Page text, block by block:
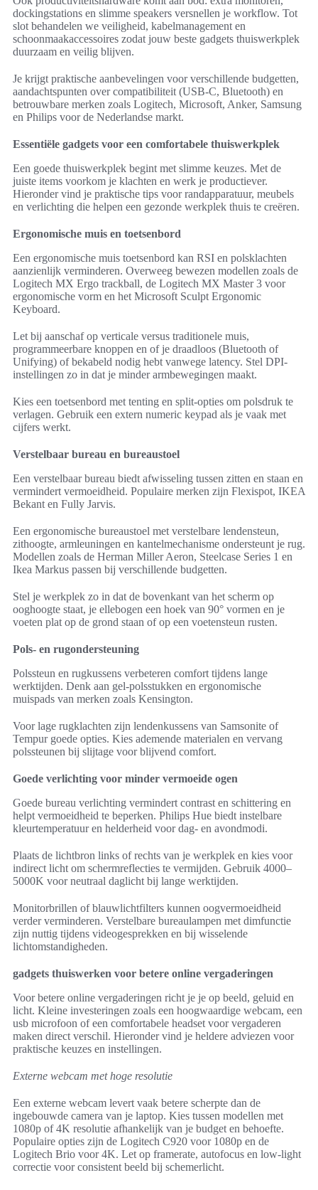
dockingstations en slimme speakers versnellen je workflow. Tot
slot behandelen we veiligheid, kabelmanagement en
schoonmaakaccessoires zodat jouw beste gadgets thuiswerkplek
duurzaam en veilig blijven.
Je krijgt praktische aanbevelingen voor verschillende budgetten,
aandachtspunten over compatibiliteit (USB-C, Bluetooth) en
betrouwbare merken zoals Logitech, Microsoft, Anker, Samsung
en Philips voor de Nederlandse markt.
Essentiële gadgets voor een comfortabele thuiswerkplek
Een goede thuiswerkplek begint met slimme keuzes. Met de
juiste items voorkom je klachten en werk je productiever.
Hieronder vind je praktische tips voor randapparatuur, meubels
en verlichting die helpen een gezonde werkplek thuis te creëren.
Ergonomische muis en toetsenbord
Een ergonomische muis toetsenbord kan RSI en polsklachten
aanzienlijk verminderen. Overweeg bewezen modellen zoals de
Logitech MX Ergo trackball, de Logitech MX Master 3 voor
ergonomische vorm en het Microsoft Sculpt Ergonomic
Keyboard.
Let bij aanschaf op verticale versus traditionele muis,
programmeerbare knoppen en of je draadloos (Bluetooth of
Unifying) of bekabeld nodig hebt vanwege latency. Stel DPI-
instellingen zo in dat je minder armbewegingen maakt.
Kies een toetsenbord met tenting en split-opties om polsdruk te
verlagen. Gebruik een extern numeric keypad als je vaak met
cijfers werkt.
Verstelbaar bureau en bureaustoel
Een verstelbaar bureau biedt afwisseling tussen zitten en staan en
vermindert vermoeidheid. Populaire merken zijn Flexispot, IKEA
Bekant en Fully Jarvis.
Een ergonomische bureaustoel met verstelbare lendensteun,
zithoogte, armleuningen en kantelmechanisme ondersteunt je rug.
Modellen zoals de Herman Miller Aeron, Steelcase Series 1 en
Ikea Markus passen bij verschillende budgetten.
Stel je werkplek zo in dat de bovenkant van het scherm op
ooghoogte staat, je ellebogen een hoek van 90° vormen en je
voeten plat op de grond staan of op een voetensteun rusten.
Pols- en rugondersteuning
Polssteun en rugkussens verbeteren comfort tijdens lange
werktijden. Denk aan gel-polsstukken en ergonomische
muispads van merken zoals Kensington.
Voor lage rugklachten zijn lendenkussens van Samsonite of
Tempur goede opties. Kies ademende materialen en vervang
polssteunen bij slijtage voor blijvend comfort.
Goede verlichting voor minder vermoeide ogen
Goede bureau verlichting vermindert contrast en schittering en
helpt vermoeidheid te beperken. Philips Hue biedt instelbare
kleurtemperatuur en helderheid voor dag- en avondmodi.
Plaats de lichtbron links of rechts van je werkplek en kies voor
indirect licht om schermreflecties te vermijden. Gebruik 4000–
5000K voor neutraal daglicht bij lange werktijden.
Monitorbrillen of blauwlichtfilters kunnen oogvermoeidheid
verder verminderen. Verstelbare bureaulampen met dimfunctie
zijn nuttig tijdens videogesprekken en bij wisselende
lichtomstandigheden.
gadgets thuiswerken voor betere online vergaderingen
Voor betere online vergaderingen richt je je op beeld, geluid en
licht. Kleine investeringen zoals een hoogwaardige webcam, een
usb microfoon of een comfortabele headset voor vergaderen
maken direct verschil. Hieronder vind je heldere adviezen voor
praktische keuzes en instellingen.
Externe webcam met hoge resolutie
Een externe webcam levert vaak betere scherpte dan de
ingebouwde camera van je laptop. Kies tussen modellen met
1080p of 4K resolutie afhankelijk van je budget en behoefte.
Populaire opties zijn de Logitech C920 voor 1080p en de
Logitech Brio voor 4K. Let op framerate, autofocus en low-light
correctie voor consistent beeld bij schemerlicht.